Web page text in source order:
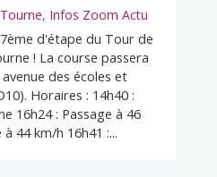
, Infos Zoom Actu
d'étape du Tour de
! La course passera
des écoles et
Horaires : 14h40 :
16h24 : Passage à 46
44 km/h 16h41 :...